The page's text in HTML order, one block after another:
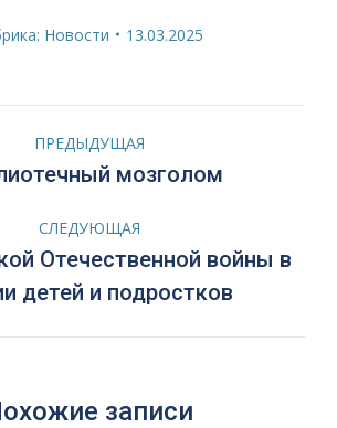
Новости 13.03.2025
ПРЕДЫДУЩАЯ
Предыдущая
мозголом
СЛЕДУЮЩАЯ
Следующая
запись:
Отечественной войны в
детей и подростков
записи